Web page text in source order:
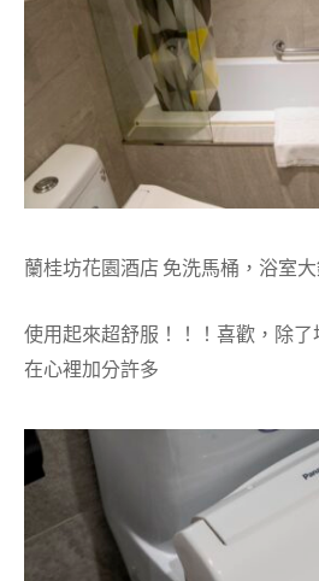
蘭桂坊花園酒店 免洗馬桶，浴室
使用起來超舒服！！！喜歡，除
在心裡加分許多